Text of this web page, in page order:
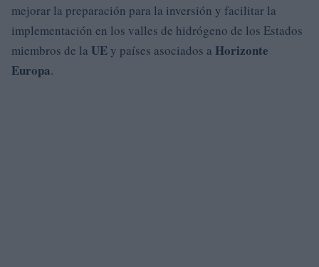
mejorar la preparación para la inversión y facilitar la
implementación en los valles de hidrógeno de los Estados
miembros de la UE y países asociados a Horizonte
Europa.